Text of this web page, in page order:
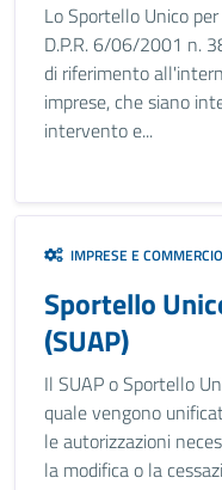
Lo Sportello Unico
D.P.R. 6/06/2001 n.
di riferimento
imprese, che siano
intervento e...
IMPRESE E COMMERCIO
Sportello
(SUAP)
Il SUAP o Sportello
quale vengono
le autorizzazioni
la modifica o la